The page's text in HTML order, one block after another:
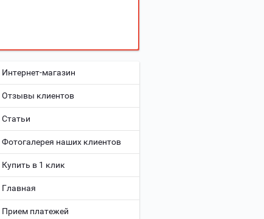
Интернет-магазин
Отзывы клиентов
Статьи
Фотогалерея наших клиентов
Купить в 1 клик
Главная
Прием платежей